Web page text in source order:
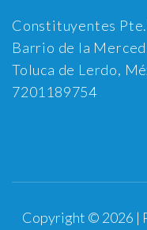
Constituyentes
Barrio de la
Toluca de Lerdo,
7201189754
Copyright © 2026 |